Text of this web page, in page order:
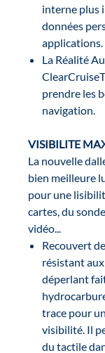
interne plus
données
applications.
La Réalité
prendre les
navigation.
VISIBILITE
La nouvelle
bien meilleure
pour une
cartes, du
vidéo...
Recouvert
résistant aux
déperlant
trace pour
visibilité. Il
du tactile